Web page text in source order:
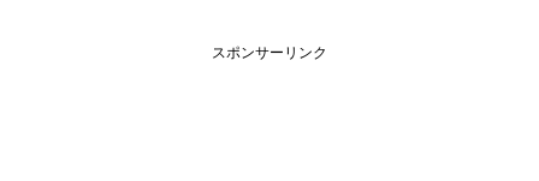
スポンサーリンク